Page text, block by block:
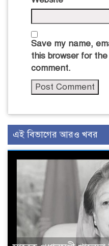
Save my name,
this browser for
comment.
এই বিভাগের আরও খবর